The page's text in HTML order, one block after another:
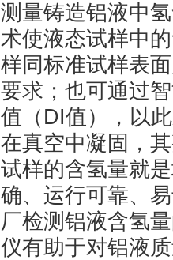
测量铸造铝液中
术使液态试样中
样同标准试样表
要求；也可通过
值（DI值），以
在真空中凝固，
试样的含氢量就
确、运行可靠、
厂检测铝液含氢
仪有助于对铝液